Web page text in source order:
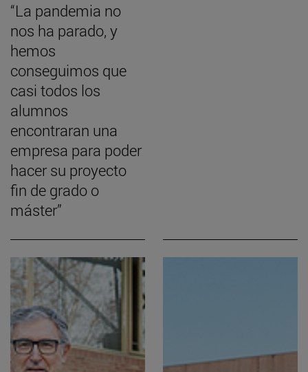
“La pandemia no
nos ha parado, y
hemos
conseguimos que
casi todos los
alumnos
encontraran una
empresa para poder
hacer su proyecto
fin de grado o
máster”